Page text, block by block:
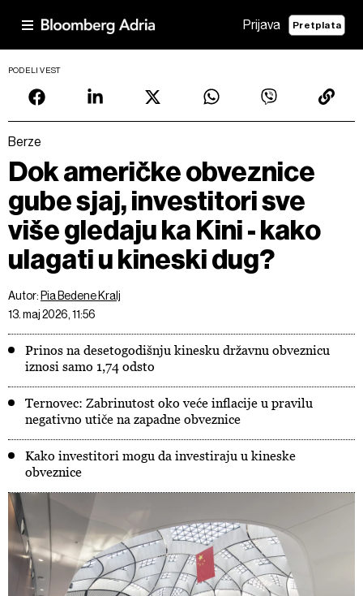
Prijava Pretplata
PODELI VEST
Berze
Dok američke obveznice
gube sjaj, investitori sve
više gledaju ka Kini - kako
ulagati u kineski dug?
Autor: Pia Bedene Kralj
13. maj 2026, 11:56
Prinos na desetogodišnju kinesku državnu obveznicu
iznosi samo 1,74 odsto
Ternovec: Zabrinutost oko veće inflacije u pravilu
negativno utiče na zapadne obveznice
Kako investitori mogu da investiraju u kineske
obveznice